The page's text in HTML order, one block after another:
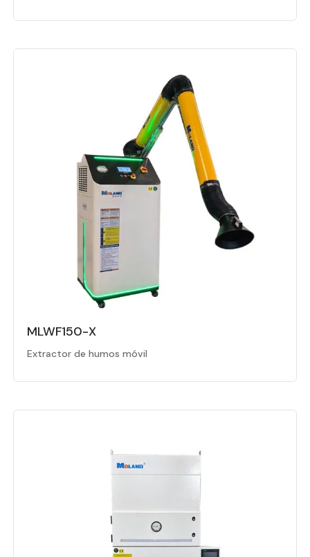
MLWF150-X
Extractor de humos móvil